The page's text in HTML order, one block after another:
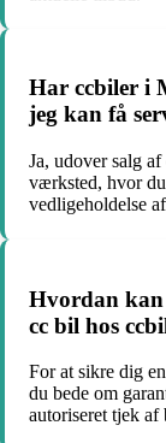
Har ccbiler i
jeg kan få
Ja, udover salg
værksted, hvor
vedligeholdelse
Hvordan kan
cc bil hos
For at sikre dig
du bede om
autoriseret tjek